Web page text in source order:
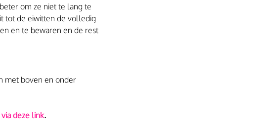
om ze niet te lang te
tot de eiwitten de volledig
en te bewaren en de rest
met boven en onder
deze link.